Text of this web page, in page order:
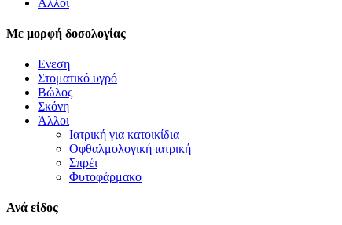
Με μορφή δοσολογίας
Ενεση
Στοματικό υγρό
Βώλος
Σκόνη
Άλλοι
Ιατρική για κατοικίδια
Οφθαλμολογική ιατρική
Σπρέι
Φυτοφάρμακο
Ανά είδος